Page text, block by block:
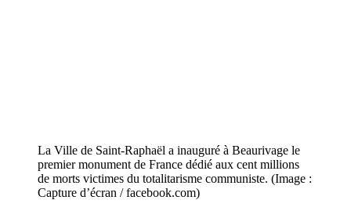
La Ville de Saint-Raphaël a inauguré à Beaurivage le
premier monument de France dédié aux cent millions
de morts victimes du totalitarisme communiste. (Image :
Capture d’écran / facebook.com)